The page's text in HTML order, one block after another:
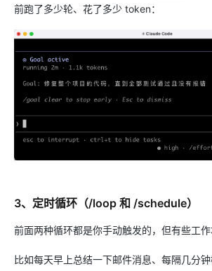
前跑了多少轮、花了多少 token：
3、定时循环（/loop 和 /schedule）
前面两种循环都是你手动触发的，但有些工作
比如每天早上总结一下邮件消息、每隔几分